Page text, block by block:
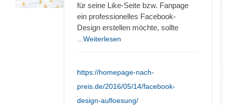
für seine Like-Seite bzw. Fanpage
ein professionelles Facebook-
Design erstellen möchte, sollte
...Weiterlesen
https://homepage-nach-
preis.de/2016/05/14/facebook-
design-aufloesung/